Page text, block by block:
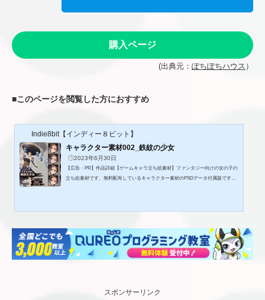
購入ページ
(出典元： ぽちぽちハウス ）
■このページを閲覧した方におすすめ
Indie8bit【インディー８ビット】
キャラクター素材002_鉄紋の少女
2023年6月30日
【広告・PR】作品詳細【ゲームキャラ立ち絵素材】ファンタジー向けの女の子の
立ち絵素材です。無料配布しているキャラクター素材のPSDデータ付属版です。
ー版配布ページhttps://ci-en.net/creator/9057/article/605149詳細編集可...
スポンサーリンク